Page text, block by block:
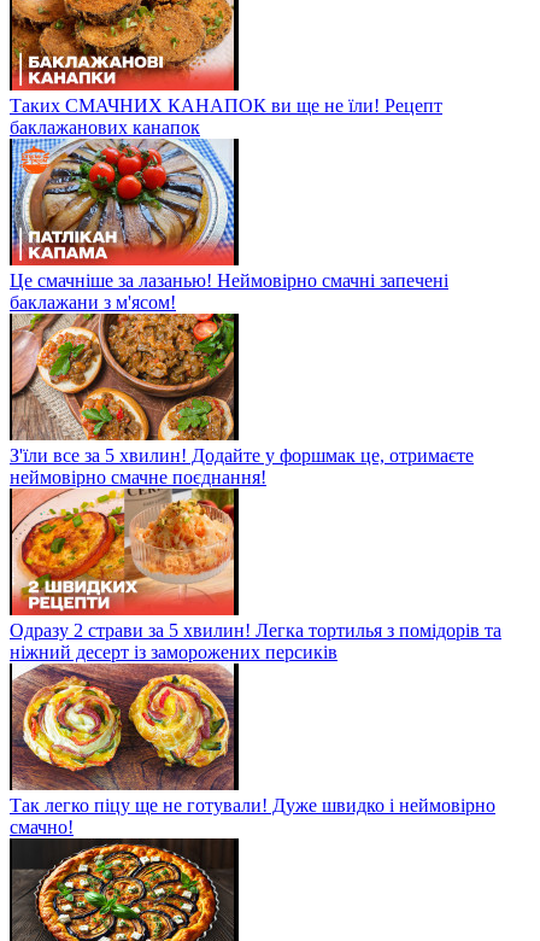
Таких СМАЧНИХ КАНАПОК ви ще не їли! Рецепт
баклажанових канапок
Це смачніше за лазанью! Неймовірно смачні запечені
баклажани з м'ясом!
З'їли все за 5 хвилин! Додайте у форшмак це, отримаєте
неймовірно смачне поєднання!
Одразу 2 страви за 5 хвилин! Легка тортилья з помідорів та
ніжний десерт із заморожених персиків
Так легко піцу ще не готували! Дуже швидко і неймовірно
смачно!